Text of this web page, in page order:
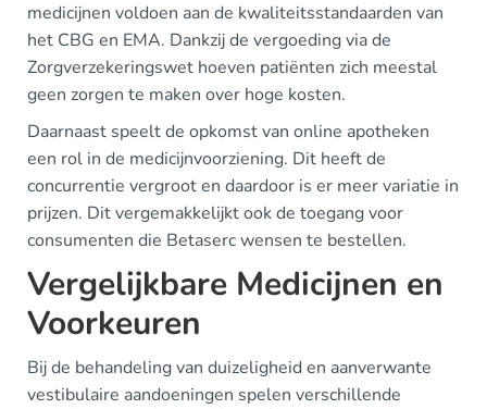
medicijnen voldoen aan de kwaliteitsstandaarden van
het CBG en EMA. Dankzij de vergoeding via de
Zorgverzekeringswet hoeven patiënten zich meestal
geen zorgen te maken over hoge kosten.
Daarnaast speelt de opkomst van online apotheken
een rol in de medicijnvoorziening. Dit heeft de
concurrentie vergroot en daardoor is er meer variatie in
prijzen. Dit vergemakkelijkt ook de toegang voor
consumenten die Betaserc wensen te bestellen.
Vergelijkbare Medicijnen en
Voorkeuren
Bij de behandeling van duizeligheid en aanverwante
vestibulaire aandoeningen spelen verschillende